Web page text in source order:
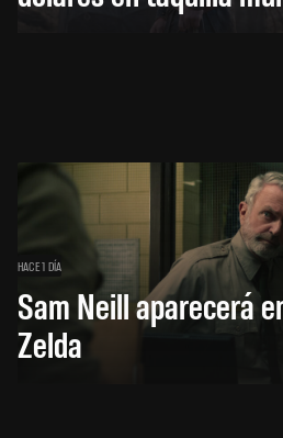
HACE 1 DÍA
Sam Neill aparecerá
Zelda